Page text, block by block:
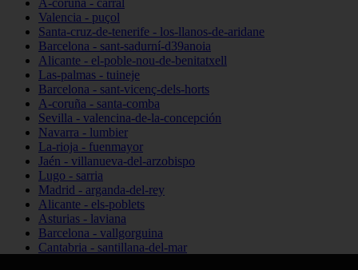
A-coruña - carral
Valencia - puçol
Santa-cruz-de-tenerife - los-llanos-de-aridane
Barcelona - sant-sadurní-d39anoia
Alicante - el-poble-nou-de-benitatxell
Las-palmas - tuineje
Barcelona - sant-vicenç-dels-horts
A-coruña - santa-comba
Sevilla - valencina-de-la-concepción
Navarra - lumbier
La-rioja - fuenmayor
Jaén - villanueva-del-arzobispo
Lugo - sarria
Madrid - arganda-del-rey
Alicante - els-poblets
Asturias - laviana
Barcelona - vallgorguina
Cantabria - santillana-del-mar